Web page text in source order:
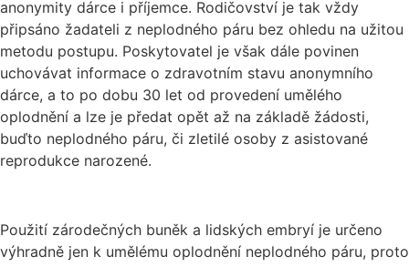
anonymity dárce i příjemce. Rodičovství je tak vždy
připsáno žadateli z neplodného páru bez ohledu na užitou
metodu postupu. Poskytovatel je však dále povinen
uchovávat informace o zdravotním stavu anonymního
dárce, a to po dobu 30 let od provedení umělého
oplodnění a lze je předat opět až na základě žádosti,
buďto neplodného páru, či zletilé osoby z asistované
reprodukce narozené.
Použití zárodečných buněk a lidských embryí je určeno
výhradně jen k umělému oplodnění neplodného páru, proto